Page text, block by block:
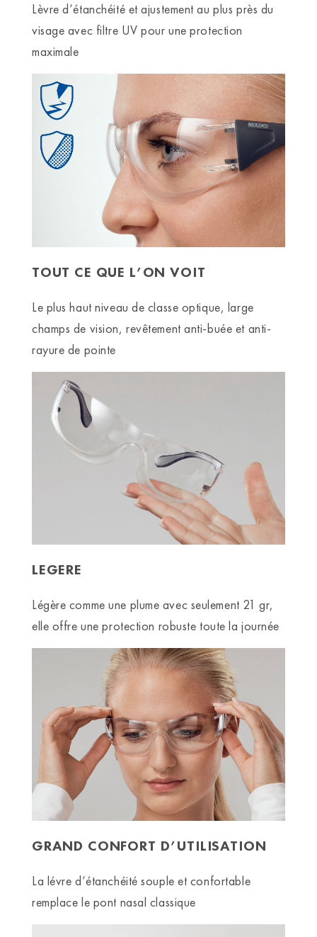
Lèvre d’étanchéité et ajustement au plus près du
visage avec filtre UV pour une protection
maximale
TOUT CE QUE L’ON VOIT
Le plus haut niveau de classe optique, large
champs de vision, revêtement anti-buée et anti-
rayure de pointe
LEGERE
Légère comme une plume avec seulement 21 gr,
elle offre une protection robuste toute la journée
GRAND CONFORT D’UTILISATION
La lévre d’étanchéité souple et confortable
remplace le pont nasal classique